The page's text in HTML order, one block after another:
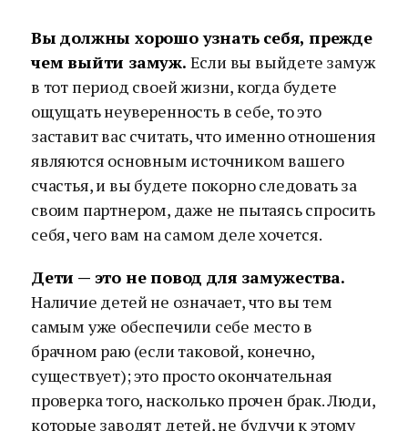
Вы должны хорошо узнать себя, прежде
чем выйти замуж. Если вы выйдете замуж
в тот период своей жизни, когда будете
ощущать неуверенность в себе, то это
заставит вас считать, что именно отношения
являются основным источником вашего
счастья, и вы будете покорно следовать за
своим партнером, даже не пытаясь спросить
себя, чего вам на самом деле хочется.
Дети — это не повод для замужества.
Наличие детей не означает, что вы тем
самым уже обеспечили себе место в
брачном раю (если таковой, конечно,
существует); это просто окончательная
проверка того, насколько прочен брак. Люди,
которые заводят детей, не будучи к этому